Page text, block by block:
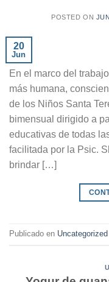
POSTED ON
20
Jun
En el marco del
más humana,
de los Niños Santa
bimensual dirigido a
educativas de todas
facilitada por la Psic.
brindar […]
Publicado en Uncategorized